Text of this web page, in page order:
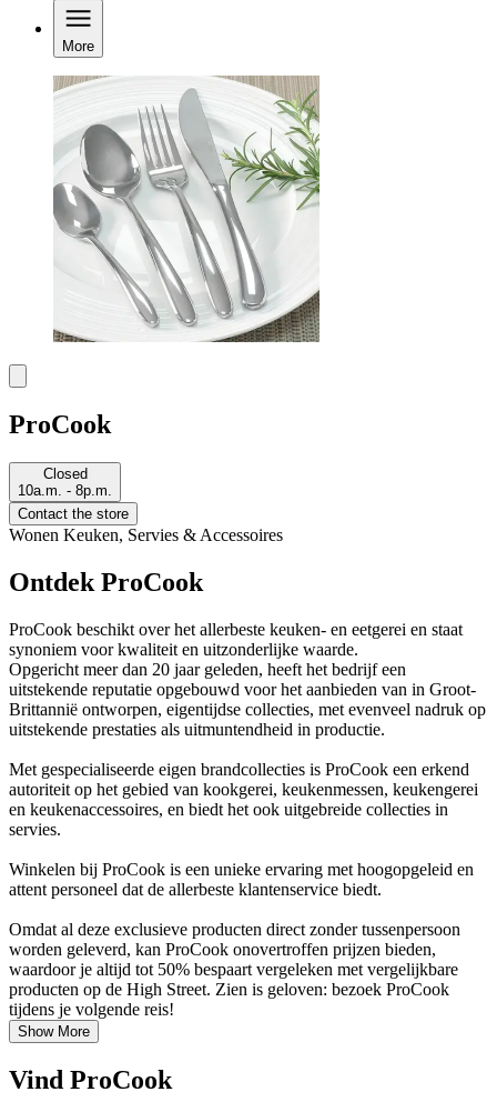
More
ProCook
Closed
10a.m. - 8p.m.
Contact the store
Wonen Keuken, Servies & Accessoires
Ontdek ProCook
ProCook beschikt over het allerbeste keuken- en eetgerei en staat
synoniem voor kwaliteit en uitzonderlijke waarde.
Opgericht meer dan 20 jaar geleden, heeft het bedrijf een
uitstekende reputatie opgebouwd voor het aanbieden van in Groot-
Brittannië ontworpen, eigentijdse collecties, met evenveel nadruk op
uitstekende prestaties als uitmuntendheid in productie.
Met gespecialiseerde eigen brandcollecties is ProCook een erkend
autoriteit op het gebied van kookgerei, keukenmessen, keukengerei
en keukenaccessoires, en biedt het ook uitgebreide collecties in
servies.
Winkelen bij ProCook is een unieke ervaring met hoogopgeleid en
attent personeel dat de allerbeste klantenservice biedt.
Omdat al deze exclusieve producten direct zonder tussenpersoon
worden geleverd, kan ProCook onovertroffen prijzen bieden,
waardoor je altijd tot 50% bespaart vergeleken met vergelijkbare
producten op de High Street. Zien is geloven: bezoek ProCook
tijdens je volgende reis!
Show More
Vind ProCook